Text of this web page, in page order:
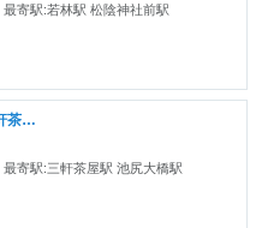
最寄駅:若林駅 松陰神社前駅
ザ・パークハビオ三軒茶屋テラス
最寄駅:三軒茶屋駅 池尻大橋駅